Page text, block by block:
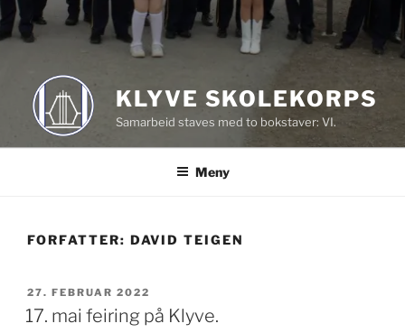
KLYVE SKOLEKORPS
Samarbeid staves med to bokstaver: VI.
Meny
FORFATTER: DAVID TEIGEN
PUBLISERT
27. FEBRUAR 2022
17. mai feiring på Klyve.